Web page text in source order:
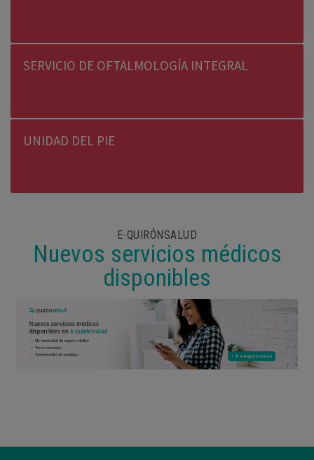
SERVICIO DE OFTALMOLOGÍA INTEGRAL
UNIDAD DEL PIE
E-QUIRÓNSALUD
Nuevos servicios médicos
disponibles